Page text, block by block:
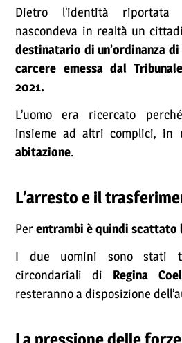
Dietro l’identità
nascondeva in realtà un
destinatario di un’ordinanza
carcere emessa dal
2021.
L’uomo era ricercato
insieme ad altri complici, in
abitazione.
L’arresto e il
Perentrambi è quindi scattato
I due uomini sono stati
circondariali di Regina
resteranno a disposizione